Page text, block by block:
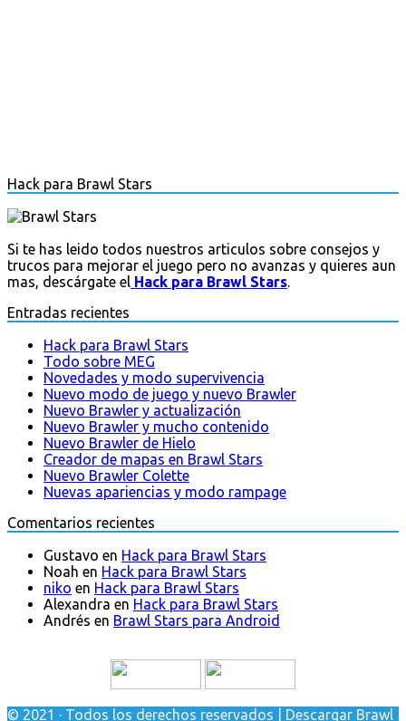
Hack para Brawl Stars
Si te has leido todos nuestros articulos sobre consejos y
trucos para mejorar el juego pero no avanzas y quieres aun
mas, descárgate el Hack para Brawl Stars.
Entradas recientes
Hack para Brawl Stars
Todo sobre MEG
Novedades y modo supervivencia
Nuevo modo de juego y nuevo Brawler
Nuevo Brawler y actualización
Nuevo Brawler y mucho contenido
Nuevo Brawler de Hielo
Creador de mapas en Brawl Stars
Nuevo Brawler Colette
Nuevas apariencias y modo rampage
Comentarios recientes
Gustavo en Hack para Brawl Stars
Noah en Hack para Brawl Stars
niko en Hack para Brawl Stars
Alexandra en Hack para Brawl Stars
Andrés en Brawl Stars para Android
© 2021 · Todos los derechos reservados | Descargar Brawl